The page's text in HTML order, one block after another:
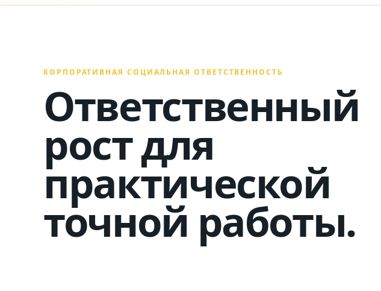
КОРПОРАТИВНАЯ СОЦИАЛЬНАЯ ОТВЕТСТВЕННОСТЬ
Ответственный
рост для
практической
точной работы.